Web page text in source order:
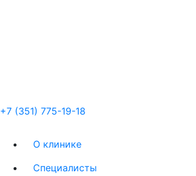
+7 (351) 775-19-18
О клинике
Специалисты